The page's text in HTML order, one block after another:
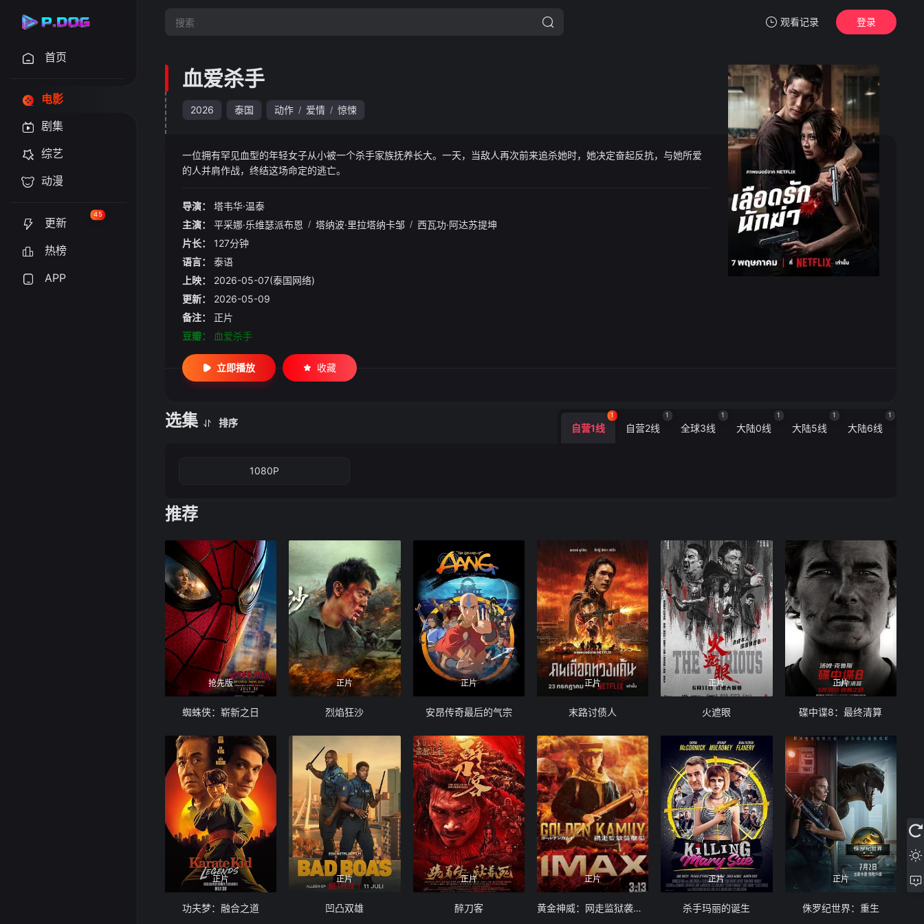
观看记录
暂无观看影片的记录
登录
首页
电影
剧集
综艺
动漫
更新
45
热榜
APP
血爱杀手
2026 泰国 动作 / 爱情 / 惊悚
一位拥有罕见血型的年轻女子从小被一个杀手家族抚养长大。一天，当敌人再次前来追杀她时，她决定奋起反抗，与她所爱
的人并肩作战，终结这场命定的逃亡。
导演：
塔韦华·温泰
主演：
平采娜·乐维瑟派布恩 / 塔纳波·里拉塔纳卡邹 / 西瓦功·阿达苏提坤
片长：
127分钟
语言：
泰语
上映：
2026-05-07(泰国网络)
更新：
2026-05-09
备注：
正片
豆瓣：
血爱杀手
立即播放 收藏
选集 排序 自营1线
1
自营2线
1
全球3线
1
大陆0线
1
大陆5线
1
大陆6线
1
1080P
推荐
抢先版
蜘蛛侠：崭新之日
正片
烈焰狂沙
正片
安昂传奇最后的气宗
正片
末路讨债人
正片
火遮眼
正片
碟中谍8：最终清算
正片
功夫梦：融合之道
正片
凹凸双雄
正片
醉刀客
正片
黄金神威：网走监狱袭击篇
正片
杀手玛丽的诞生
正片
侏罗纪世界：重生